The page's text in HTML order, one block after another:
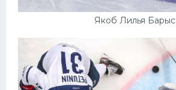
Якоб Лилья Барыс